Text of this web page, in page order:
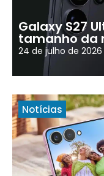
Galaxy S27
tamanho da
24 de julho de 2026
Notícias